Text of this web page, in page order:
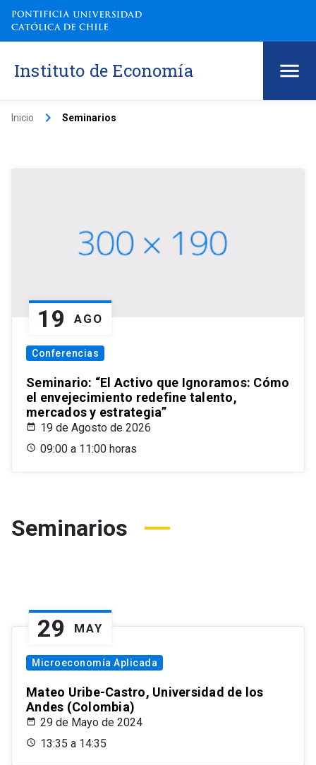
Instituto de Economía
Inicio keyboard_arrow_right Seminarios
19 AGO
Conferencias
Seminario: “El Activo que Ignoramos: Cómo
el envejecimiento redefine talento,
mercados y estrategia”
19 de Agosto de 2026
09:00 a 11:00 horas
Seminarios
29 MAY
Microeconomía Aplicada
Mateo Uribe-Castro, Universidad de los
Andes (Colombia)
29 de Mayo de 2024
13:35 a 14:35